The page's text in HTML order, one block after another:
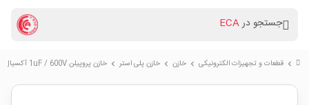
جستجو درECA
chevron_right قطعات و تجهیزات الکترونیکی chevron_right خازن chevron_right خازن پلی استر chevron_right خازن پروپیلن 1uF / 600V آکسیال